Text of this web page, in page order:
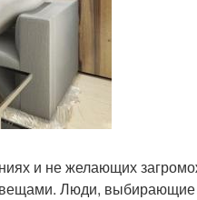
и не желающих
Люди, выбирающие